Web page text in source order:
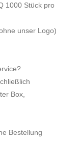
1000 Stück pro
unser Logo)
Box,
Bestellung